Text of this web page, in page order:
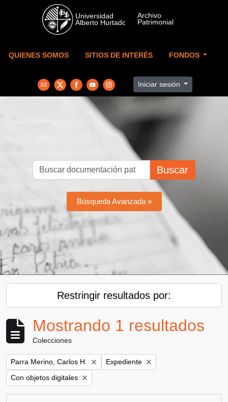
Skip to main content
QUIENES SOMOS SITIOS DE INTERÉS FONDOS
Iniciar sesión
Buscar
Búsqueda Avanzada »
Restringir resultados por:
Mostrando 1 resultados
Colecciones
Remove filter:
Parra Merino, Carlos H. Remove filter:
Expediente
Remove filter:
Con objetos digitales